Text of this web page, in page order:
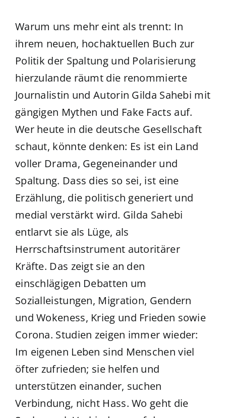
Warum uns mehr eint als trennt: In
ihrem neuen, hochaktuellen Buch zur
Politik der Spaltung und Polarisierung
hierzulande räumt die renommierte
Journalistin und Autorin Gilda Sahebi mit
gängigen Mythen und Fake Facts auf.
Wer heute in die deutsche Gesellschaft
schaut, könnte denken: Es ist ein Land
voller Drama, Gegeneinander und
Spaltung. Dass dies so sei, ist eine
Erzählung, die politisch generiert und
medial verstärkt wird. Gilda Sahebi
entlarvt sie als Lüge, als
Herrschaftsinstrument autoritärer
Kräfte. Das zeigt sie an den
einschlägigen Debatten um
Sozialleistungen, Migration, Gendern
und Wokeness, Krieg und Frieden sowie
Corona. Studien zeigen immer wieder:
Im eigenen Leben sind Menschen viel
öfter zufrieden; sie helfen und
unterstützen einander, suchen
Verbindung, nicht Hass. Wo geht die